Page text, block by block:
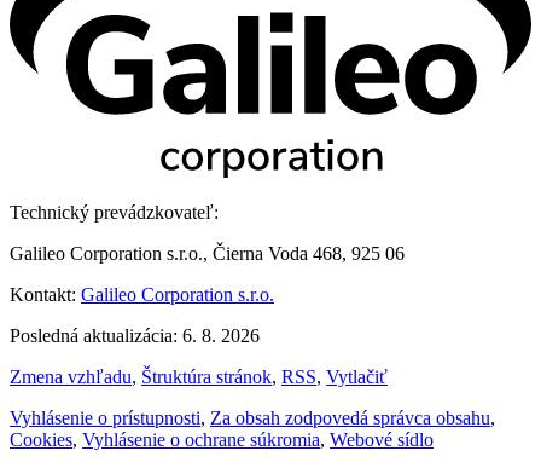
Technický prevádzkovateľ:
Galileo Corporation s.r.o., Čierna Voda 468, 925 06
Kontakt: Galileo Corporation s.r.o.
Posledná aktualizácia: 6. 8. 2026
Zmena vzhľadu, Štruktúra stránok, RSS, Vytlačiť
Vyhlásenie o prístupnosti, Za obsah zodpovedá správca obsahu,
Cookies, Vyhlásenie o ochrane súkromia, Webové sídlo